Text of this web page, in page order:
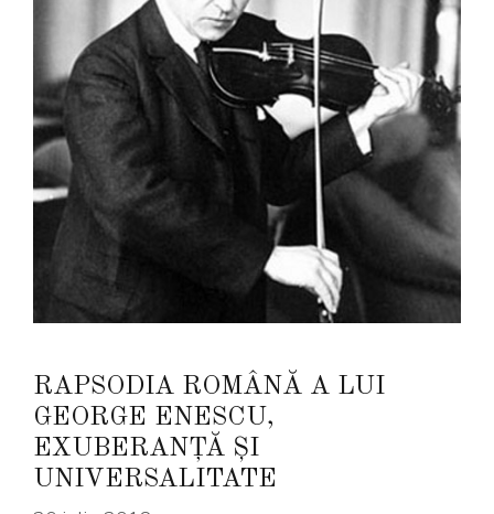
RAPSODIA ROMÂNĂ A LUI
GEORGE ENESCU,
EXUBERANȚĂ ȘI
UNIVERSALITATE